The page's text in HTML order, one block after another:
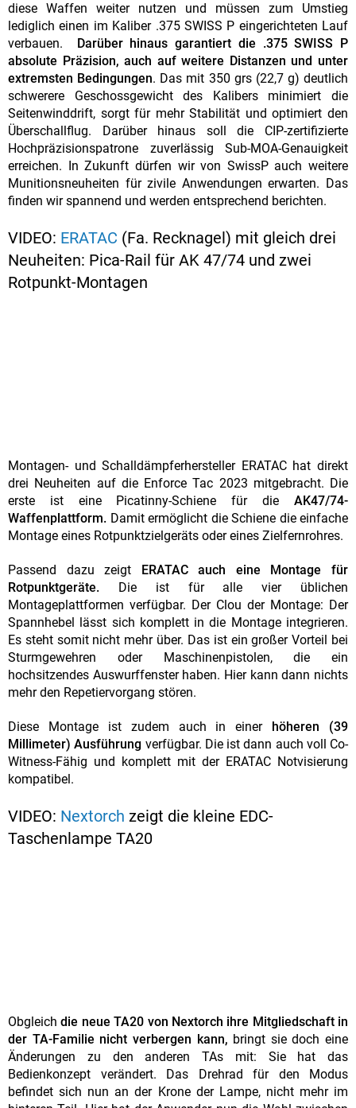
diese Waffen weiter nutzen und müssen zum Umstieg
lediglich einen im Kaliber .375 SWISS P eingerichteten Lauf
verbauen.
Darüber hinaus garantiert die .375 SWISS P
absolute Präzision, auch auf weitere Distanzen und unter
extremsten Bedingungen. Das mit 350 grs (22,7 g) deutlich
schwerere Geschossgewicht des Kalibers minimiert die
Seitenwinddrift, sorgt für mehr Stabilität und optimiert den
Überschallflug. Darüber hinaus soll die CIP-zertifizierte
Hochpräzisionspatrone zuverlässig Sub-MOA-Genauigkeit
erreichen. In Zukunft dürfen wir von SwissP auch weitere
Munitionsneuheiten für zivile Anwendungen erwarten. Das
finden wir spannend und werden entsprechend berichten.
VIDEO: ERATAC (Fa. Recknagel) mit gleich drei
Neuheiten: Pica-Rail für AK 47/74 und zwei
Rotpunkt-Montagen
Montagen- und Schalldämpferhersteller ERATAC hat direkt
drei Neuheiten auf die Enforce Tac 2023 mitgebracht. Die
erste ist eine Picatinny-Schiene für die AK47/74-
Waffenplattform. Damit ermöglicht die Schiene die einfache
Montage eines Rotpunktzielgeräts oder eines Zielfernrohres.
Passend dazu zeigt
ERATAC auch eine Montage für
Rotpunktgeräte. Die ist für alle vier üblichen
Montageplattformen verfügbar. Der Clou der Montage: Der
Spannhebel lässt sich komplett in die Montage integrieren.
Es steht somit nicht mehr über. Das ist ein großer Vorteil bei
Sturmgewehren oder Maschinenpistolen, die ein
hochsitzendes Auswurffenster haben. Hier kann dann nichts
mehr den Repetiervorgang stören.
Diese Montage ist zudem auch in einer höheren (39
Millimeter) Ausführung verfügbar. Die ist dann auch voll Co-
Witness-Fähig und komplett mit der ERATAC Notvisierung
kompatibel.
VIDEO: Nextorch zeigt die kleine EDC-
Taschenlampe TA20
Obgleichdie neue TA20 von Nextorch ihre Mitgliedschaft in
der TA-Familie nicht verbergen kann, bringt sie doch eine
Änderungen zu den anderen TAs mit: Sie hat das
Bedienkonzept verändert. Das Drehrad für den Modus
befindet sich nun an der Krone der Lampe, nicht mehr im